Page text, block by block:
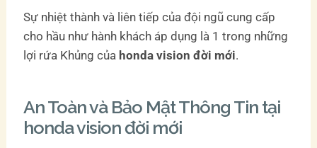
Sự nhiệt thành và liên tiếp của đội ngũ cung cấp
cho hầu như hành khách áp dụng là 1 trong những
lợi rứa Khủng của honda vision đời mới.
An Toàn và Bảo Mật Thông Tin tại
honda vision đời mới